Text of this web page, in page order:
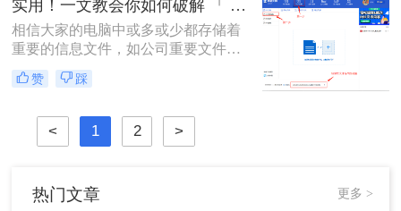
是我就用软件将PDF文件进行了解
密，整理的速度一下子就提升了不
少。那么大家知道如何解pdf的密码
吗？不知道的话就跟着我一起来看看
这个方法吧。
实用！一文教会你如何破解 「 PDF 」文件密码!
相信大家的电脑中或多或少都存储着
重要的信息文件，如公司重要文件、
经常用的办公资料、一些照片或者视
频。这些对于大家来说极为珍贵的资
密，加密后就不怕别人访问和信息外
泄了。
赞 踩
< 1 2 >
热门文章 更多 >